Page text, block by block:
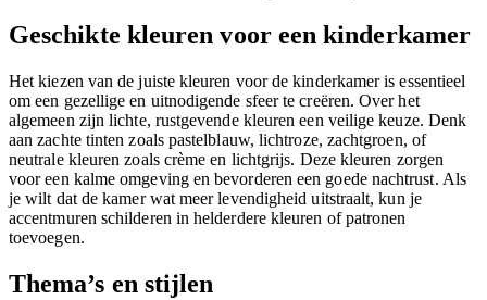
Geschikte kleuren voor een kinderkamer
Het kiezen van de juiste kleuren voor de kinderkamer is essentieel
om een gezellige en uitnodigende sfeer te creëren. Over het
algemeen zijn lichte, rustgevende kleuren een veilige keuze. Denk
aan zachte tinten zoals pastelblauw, lichtroze, zachtgroen, of
neutrale kleuren zoals crème en lichtgrijs. Deze kleuren zorgen
voor een kalme omgeving en bevorderen een goede nachtrust. Als
je wilt dat de kamer wat meer levendigheid uitstraalt, kun je
accentmuren schilderen in helderdere kleuren of patronen
toevoegen.
Thema’s en stijlen